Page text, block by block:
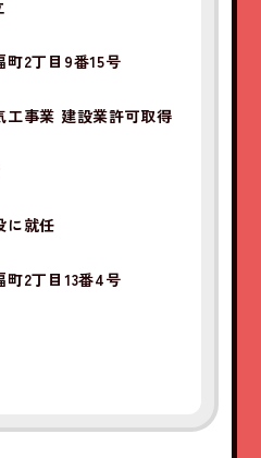
2丁目9番15号
工事業 建設業許可取得
就任
2丁目13番4号